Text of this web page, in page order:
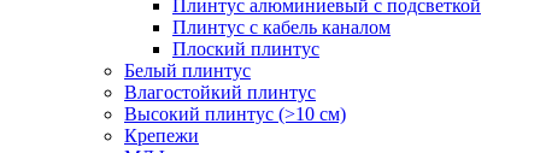
Плинтус алюминиевый с подсветкой
Плинтус с кабель каналом
Плоский плинтус
Белый плинтус
Влагостойкий плинтус
Высокий плинтус (>10 см)
Крепежи